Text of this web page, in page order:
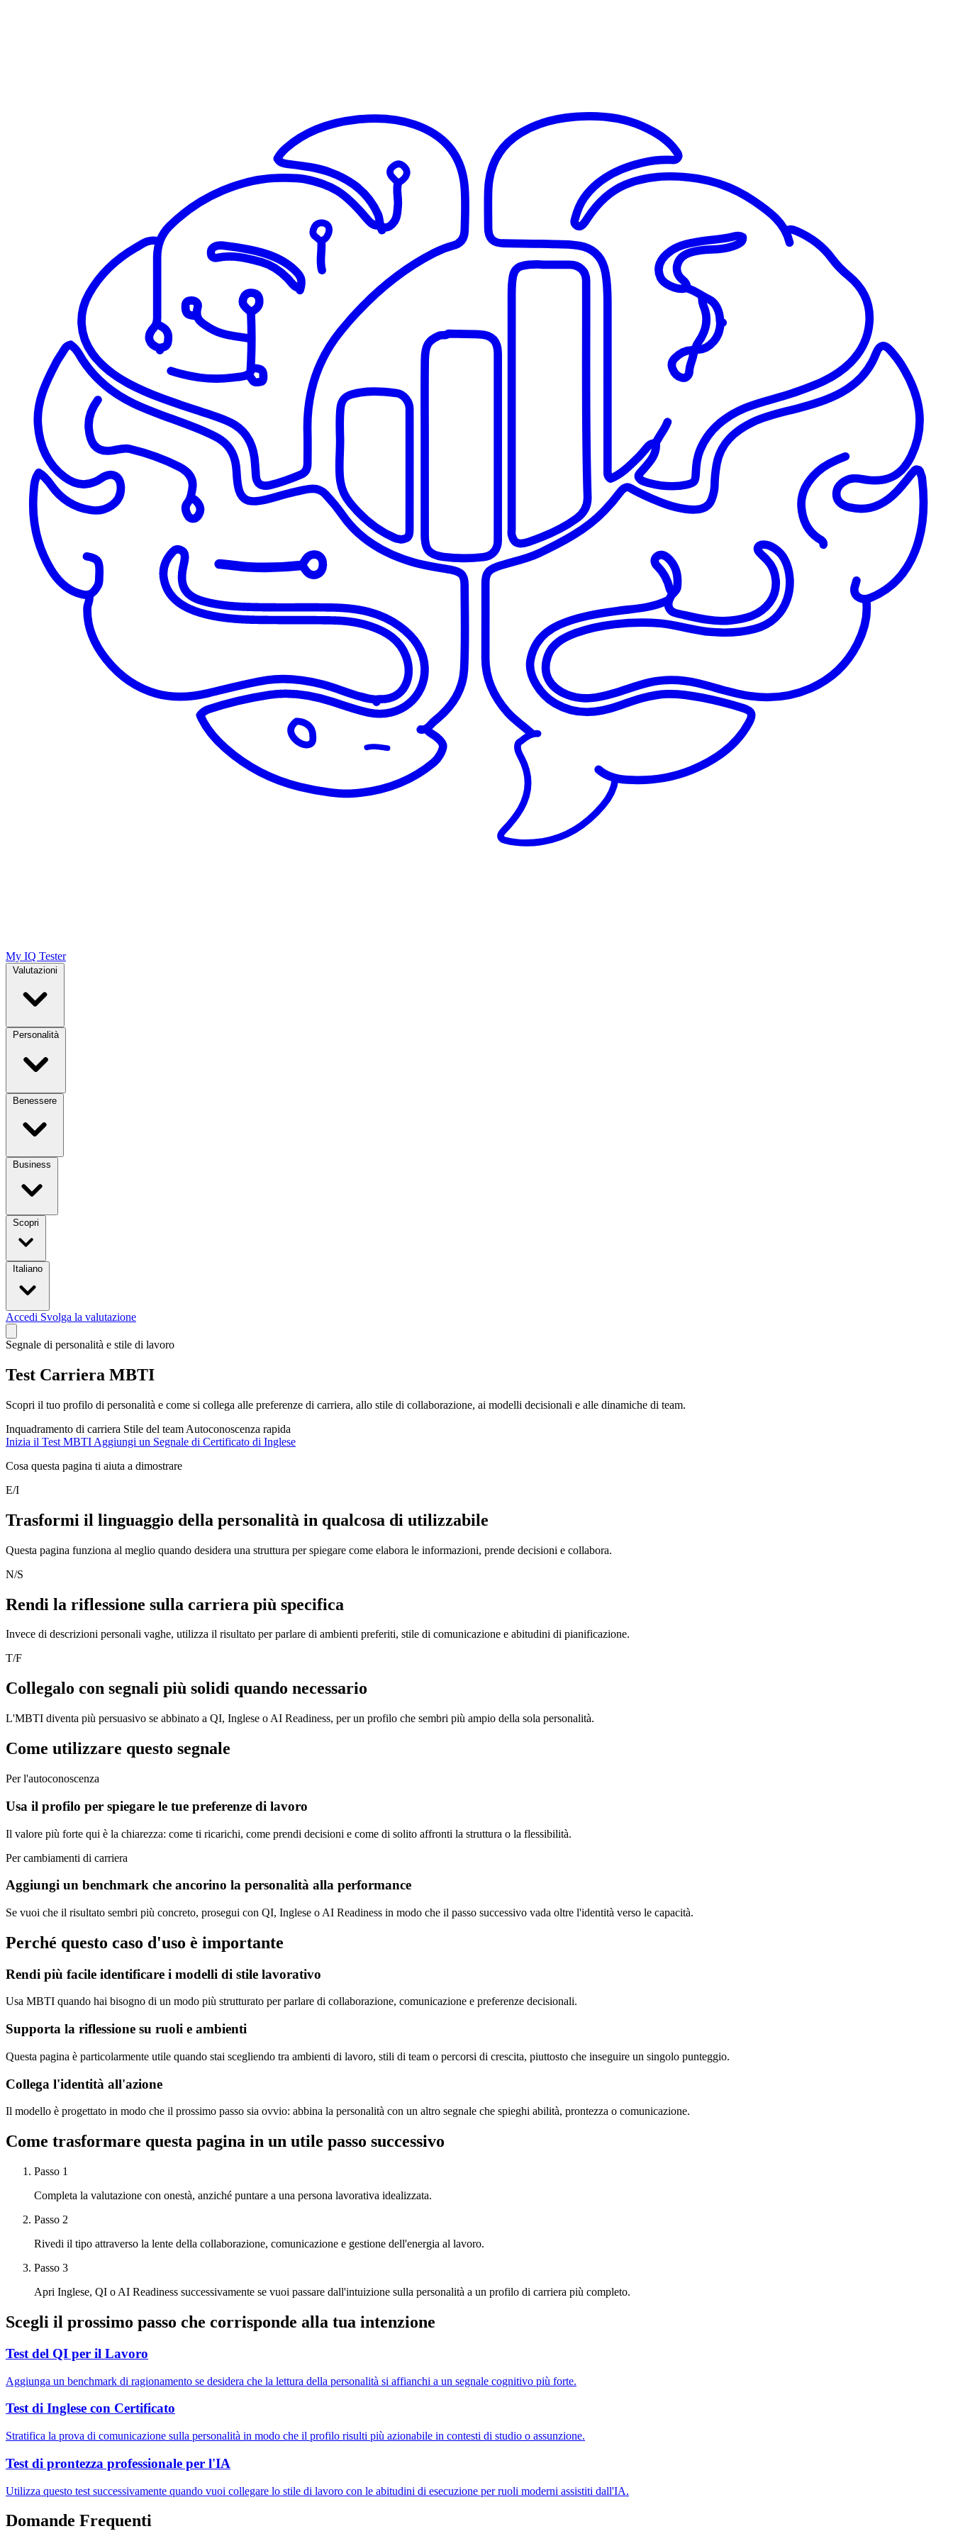
My IQ Tester
Valutazioni
Personalità
Benessere
Business
Scopri
Italiano
Accedi Svolga la valutazione
Segnale di personalità e stile di lavoro
Test Carriera MBTI
Scopri il tuo profilo di personalità e come si collega alle preferenze di carriera, allo stile di collaborazione, ai modelli decisionali e alle dinamiche di team.
Inquadramento di carriera Stile del team Autoconoscenza rapida
Inizia il Test MBTI Aggiungi un Segnale di Certificato di Inglese
Cosa questa pagina ti aiuta a dimostrare
E/I
Trasformi il linguaggio della personalità in qualcosa di utilizzabile
Questa pagina funziona al meglio quando desidera una struttura per spiegare come elabora le informazioni, prende decisioni e collabora.
N/S
Rendi la riflessione sulla carriera più specifica
Invece di descrizioni personali vaghe, utilizza il risultato per parlare di ambienti preferiti, stile di comunicazione e abitudini di pianificazione.
T/F
Collegalo con segnali più solidi quando necessario
L'MBTI diventa più persuasivo se abbinato a QI, Inglese o AI Readiness, per un profilo che sembri più ampio della sola personalità.
Come utilizzare questo segnale
Per l'autoconoscenza
Usa il profilo per spiegare le tue preferenze di lavoro
Il valore più forte qui è la chiarezza: come ti ricarichi, come prendi decisioni e come di solito affronti la struttura o la flessibilità.
Per cambiamenti di carriera
Aggiungi un benchmark che ancorino la personalità alla performance
Se vuoi che il risultato sembri più concreto, prosegui con QI, Inglese o AI Readiness in modo che il passo successivo vada oltre l'identità verso le capacità.
Perché questo caso d'uso è importante
Rendi più facile identificare i modelli di stile lavorativo
Usa MBTI quando hai bisogno di un modo più strutturato per parlare di collaborazione, comunicazione e preferenze decisionali.
Supporta la riflessione su ruoli e ambienti
Questa pagina è particolarmente utile quando stai scegliendo tra ambienti di lavoro, stili di team o percorsi di crescita, piuttosto che inseguire un singolo punteggio.
Collega l'identità all'azione
Il modello è progettato in modo che il prossimo passo sia ovvio: abbina la personalità con un altro segnale che spieghi abilità, prontezza o comunicazione.
Come trasformare questa pagina in un utile passo successivo
Passo 1
Completa la valutazione con onestà, anziché puntare a una persona lavorativa idealizzata.
Passo 2
Rivedi il tipo attraverso la lente della collaborazione, comunicazione e gestione dell'energia al lavoro.
Passo 3
Apri Inglese, QI o AI Readiness successivamente se vuoi passare dall'intuizione sulla personalità a un profilo di carriera più completo.
Scegli il prossimo passo che corrisponde alla tua intenzione
Test del QI per il Lavoro
Aggiunga un benchmark di ragionamento se desidera che la lettura della personalità si affianchi a un segnale cognitivo più forte.
Test di Inglese con Certificato
Stratifica la prova di comunicazione sulla personalità in modo che il profilo risulti più azionabile in contesti di studio o assunzione.
Test di prontezza professionale per l'IA
Utilizza questo test successivamente quando vuoi collegare lo stile di lavoro con le abitudini di esecuzione per ruoli moderni assistiti dall'IA.
Domande Frequenti